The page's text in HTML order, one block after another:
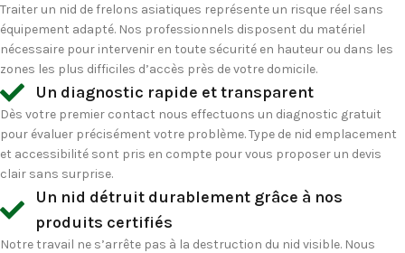
Traiter un nid de frelons asiatiques représente un risque réel sans
équipement adapté. Nos professionnels disposent du matériel
nécessaire pour intervenir en toute sécurité en hauteur ou dans les
zones les plus difficiles d’accès près de votre domicile.
Un diagnostic rapide et transparent
Dès votre premier contact nous effectuons un diagnostic gratuit
pour évaluer précisément votre problème. Type de nid emplacement
et accessibilité sont pris en compte pour vous proposer un devis
clair sans surprise.
Un nid détruit durablement grâce à nos
produits certifiés
Notre travail ne s’arrête pas à la destruction du nid visible. Nous